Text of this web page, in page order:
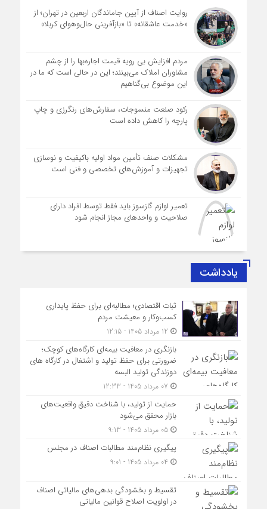
روایت اصناف از آیین جاماندگان اربعین در تهران؛ از
«خدمت عاشقانه» تا «بازآفرینی حال‌وهوای کربلا»
مردم افزایش بی رویه قیمت اجاره‌بها را از چشم
مشاوران املاک می‌بینند؛ این در حالی است که ما در
این موضوع بی‌گناهیم
رکود صنعت منسوجات، سفارش‌های رنگرزی و چاپ
پارچه را کاهش داده است
مشکلات صنف تأمین مواد اولیه باکیفیت و نوسازی
تجهیزات و آموزش‌های تخصصی و فنی است
تعمیر لوازم گازسوز باید فقط توسط افراد دارای
صلاحیت و واحدهای مجاز انجام شود
یادداشت
ثبات اقتصادی؛ مطالبه‌ای برای حفظ پایداری
کسب‌وکار و معیشت مردم
بازنگری در معافیت بیمه‌ای کارگاه‌های کوچک؛
ضرورتی برای حفظ تولید و اشتغال در کارگاه های
دوزندگی تولید البسه
حمایت از تولید، با شناخت دقیق واقعیت‌های
بازار محقق می‌شود
05 مرداد 1405 - 9:13
پیگیری نظام‌مند مطالبات اصناف در مجلس
تقسیط و بخشودگی بدهی‌های مالیاتی اصناف
در اولویت اصلاح قوانین مالیاتی